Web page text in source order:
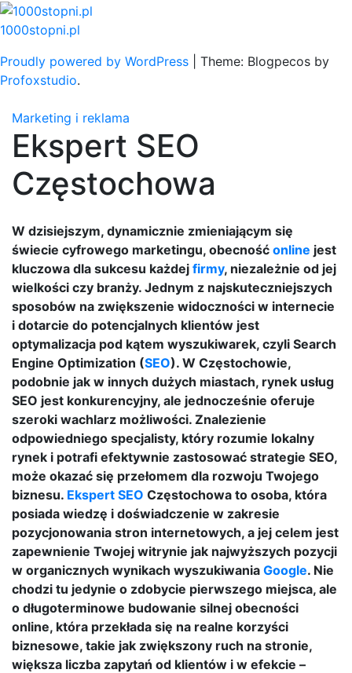
Skip
to
1000stopni.pl
Proudly powered by WordPress
Theme: Blogpecos by
Profoxstudio.
Marketing i reklama
Ekspert SEO
Częstochowa
W dzisiejszym, dynamicznie zmieniającym się
świecie cyfrowego marketingu, obecność online jest
kluczowa dla sukcesu każdej firmy, niezależnie od jej
wielkości czy branży. Jednym z najskuteczniejszych
sposobów na zwiększenie widoczności w internecie
i dotarcie do potencjalnych klientów jest
optymalizacja pod kątem wyszukiwarek, czyli Search
Engine Optimization (SEO). W Częstochowie,
podobnie jak w innych dużych miastach, rynek usług
SEO jest konkurencyjny, ale jednocześnie oferuje
szeroki wachlarz możliwości. Znalezienie
odpowiedniego specjalisty, który rozumie lokalny
rynek i potrafi efektywnie zastosować strategie SEO,
może okazać się przełomem dla rozwoju Twojego
biznesu. Ekspert SEO Częstochowa to osoba, która
posiada wiedzę i doświadczenie w zakresie
pozycjonowania stron internetowych, a jej celem jest
zapewnienie Twojej witrynie jak najwyższych pozycji
w organicznych wynikach wyszukiwania Google. Nie
chodzi tu jedynie o zdobycie pierwszego miejsca, ale
o długoterminowe budowanie silnej obecności
online, która przekłada się na realne korzyści
biznesowe, takie jak zwiększony ruch na stronie,
większa liczba zapytań od klientów i w efekcie –